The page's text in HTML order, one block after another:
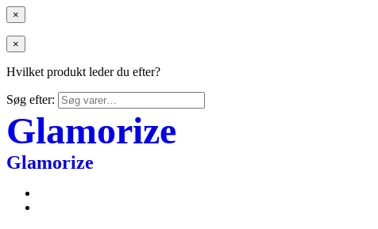
×
×
Hvilket produkt leder du efter?
Søg efter:
Glamorize
Glamorize